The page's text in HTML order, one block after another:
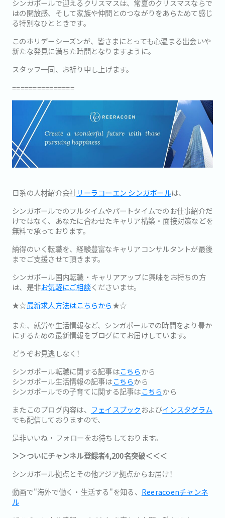
シンガポールで迎えるクリスマスは、常夏のクリスマスならで
はの開放感、そして家族や仲間とのつながりをあらためて感じ
る特別なひとときです。
このホリデーシーズンが、皆さまにとっても心温まる出会いや
新たな発見に満ちた時間となりますように。
スタッフ一同、お祈り申し上げます。
===============
日系の人材紹介会社リーラコーエン シンガポールは、
シンガポールでのフルタイムやパートタイムでのお仕事紹介だ
けではなく、あなたに合わせたキャリア構築・面接対策などを
無料で承っております。
納得のいく転職を、経験豊富なキャリアコンサルタントが最後
までご支援させて頂きます。
シンガポール国内転職・キャリアアップに興味をお持ちの方
は、是非お気軽にご相談くださいませ。
★☆最新求人方法はこちらから★☆
また、就労や生活情報など、シンガポールでの時間をより豊か
にするための最新情報をブログにてお届けしています。
どうぞお見逃しなく！
シンガポール転職に関する記事はこちらから
シンガポール生活情報の記事はこちらから
シンガポールでの子育てに関する記事はこちらから
またこのブログ内容は、 フェイスブックおよびインスタグラム
でも配信しておりますので、
是非いいね・フォローをお待ちしております。
＞＞ついにチャンネル登録者4,200名突破＜＜＜
シンガポール拠点とその他アジア拠点からお届け！
動画で"海外で働く・生活する"を知る、 Reeracoenチャンネ
ル